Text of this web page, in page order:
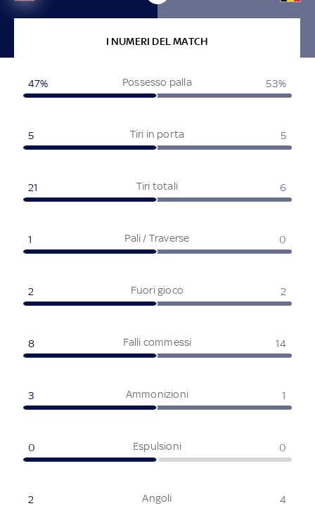
I NUMERI DEL MATCH
Possesso palla
47% 53%
Tiri in porta
5 5
Tiri totali
21 6
Pali / Traverse
1 0
Fuori gioco
2 2
Falli commessi
8 14
Ammonizioni
3 1
Espulsioni
0 0
Angoli
2 4